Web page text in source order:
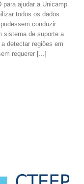
para ajudar a Unicamp
todos os dados
conduzir
sistema de suporte a
detectar regiões em
requerer [...]